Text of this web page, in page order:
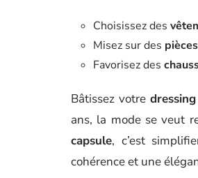
Choisissez des
Misez sur des
Favorisez des
Bâtissez votredressing
ans, la mode se veut
capsule, c’est
cohérence et une